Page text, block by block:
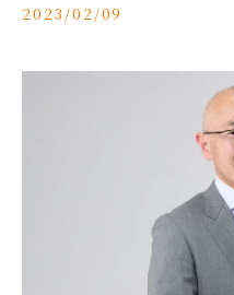
2023/02/09